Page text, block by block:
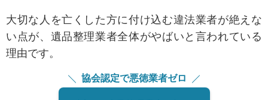
大切な人を亡くした方に付け込む違法業者が絶えな
い点が、遺品整理業者全体がやばいと言われている
理由です。
協会認定で悪徳業者ゼロ